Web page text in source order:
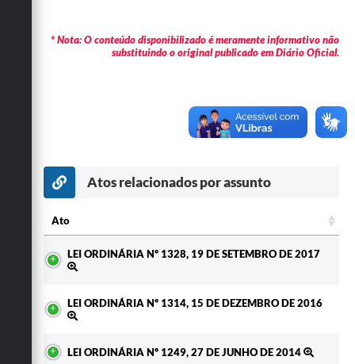
* Nota: O conteúdo disponibilizado é meramente informativo não
substituindo o original publicado em Diário Oficial.
Atos relacionados por assunto
Ato
LEI ORDINÁRIA Nº 1328, 19 DE SETEMBRO DE 2017
LEI ORDINÁRIA Nº 1314, 15 DE DEZEMBRO DE 2016
LEI ORDINÁRIA Nº 1249, 27 DE JUNHO DE 2014